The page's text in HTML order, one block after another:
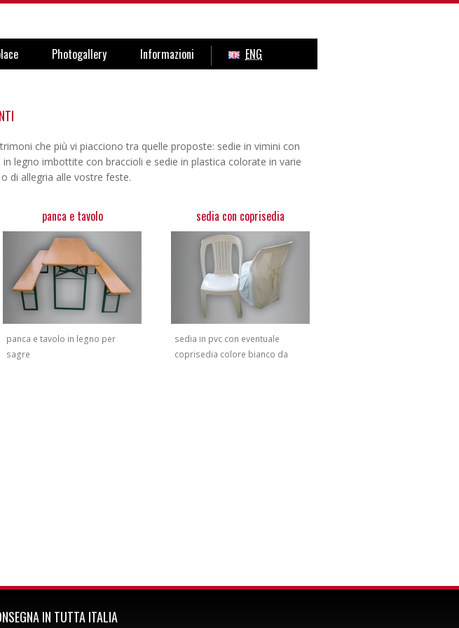
Photogallery Informazioni ENG
che più vi piacciono tra quelle proposte: sedie in vimini con
legno imbottite con braccioli e sedie in plastica colorate in varie
di allegria alle vostre feste.
panca e tavolo
panca e tavolo in legno per
sagre
sedia con coprisedia
sedia in pvc con eventuale
coprisedia colore bianco da
IN TUTTA ITALIA